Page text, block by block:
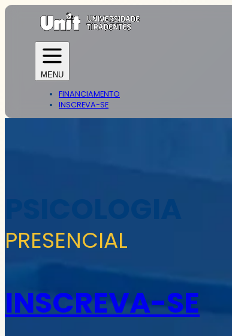
MENU
FINANCIAMENTO
INSCREVA-SE
PRESENCIAL
INSCREVA-SE